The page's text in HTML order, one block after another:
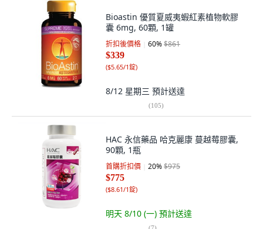
Bioastin 優質夏威夷蝦紅素植物軟膠
囊 6mg, 60顆, 1罐
折扣後價格 60%$861
$339
($5.65/1錠)
8/12 星期三 預計送達
(105)
HAC 永信藥品 哈克麗康 蔓越莓膠囊,
90顆, 1瓶
首購折扣價 20%$975
$775
($8.61/1錠)
明天 8/10 (一) 預計送達
(7)